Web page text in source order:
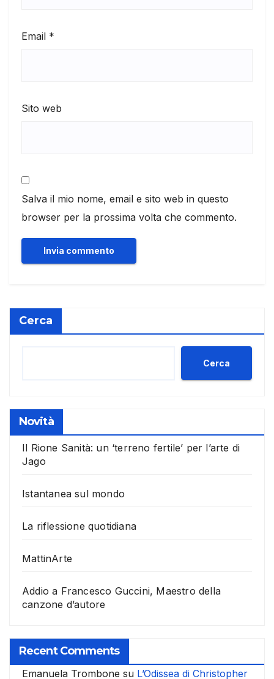
Email *
Sito web
Salva il mio nome, email e sito web in questo
browser per la prossima volta che commento.
Cerca
Cerca
Novità
Il Rione Sanità: un ‘terreno fertile’ per l’arte di
Jago
Istantanea sul mondo
La riflessione quotidiana
MattinArte
Addio a Francesco Guccini, Maestro della
canzone d’autore
Recent Comments
Emanuela Trombone su L’Odissea di Christopher